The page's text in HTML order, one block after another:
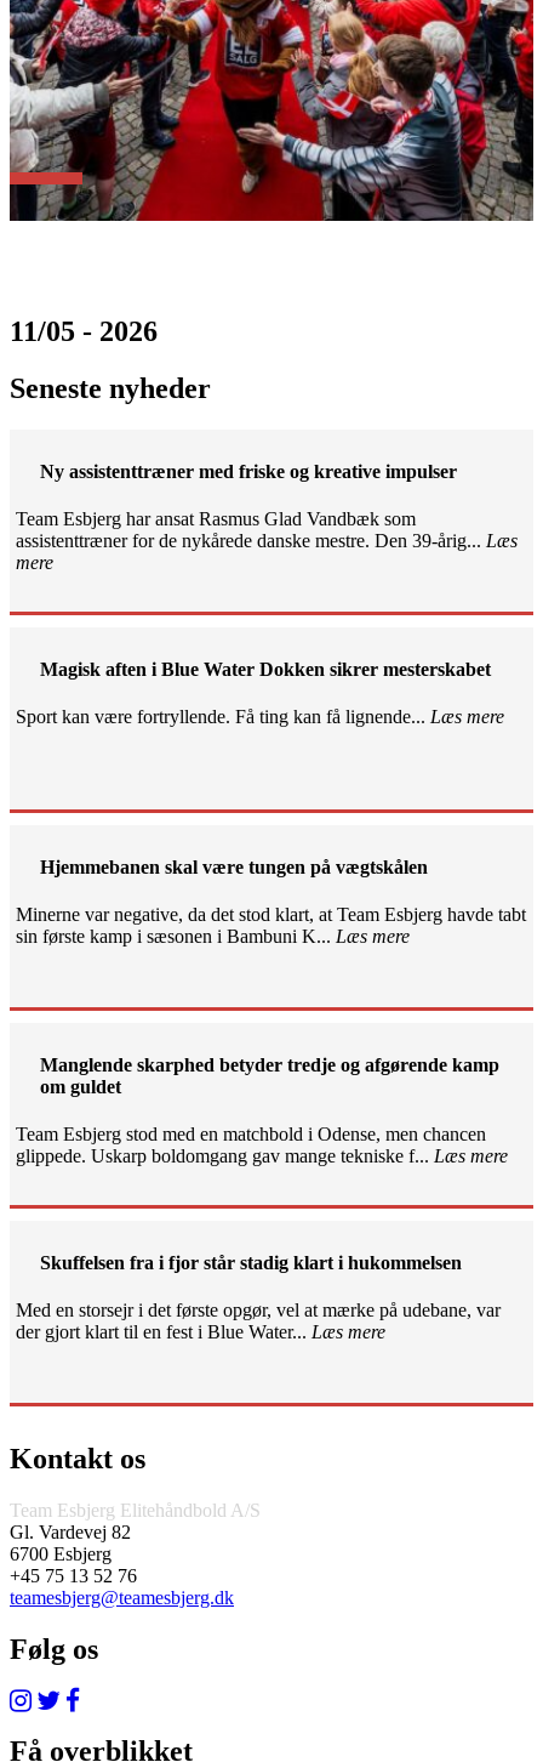
11/05 - 2026
Seneste nyheder
Ny assistenttræner med friske og kreative impulser
Team Esbjerg har ansat Rasmus Glad Vandbæk som
assistenttræner for de nykårede danske mestre. Den 39-årig... Læs
mere
Magisk aften i Blue Water Dokken sikrer mesterskabet
Sport kan være fortryllende. Få ting kan få lignende... Læs mere
Hjemmebanen skal være tungen på vægtskålen
Minerne var negative, da det stod klart, at Team Esbjerg havde tabt
sin første kamp i sæsonen i Bambuni K... Læs mere
Manglende skarphed betyder tredje og afgørende kamp
om guldet
Team Esbjerg stod med en matchbold i Odense, men chancen
glippede. Uskarp boldomgang gav mange tekniske f... Læs mere
Skuffelsen fra i fjor står stadig klart i hukommelsen
Med en storsejr i det første opgør, vel at mærke på udebane, var
der gjort klart til en fest i Blue Water... Læs mere
Kontakt os
Team Esbjerg Elitehåndbold A/S
Gl. Vardevej 82
6700 Esbjerg
+45 75 13 52 76
teamesbjerg@teamesbjerg.dk
Følg os
Få overblikket